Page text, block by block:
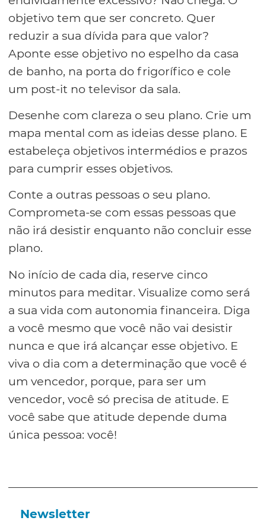
objetivo tem que ser concreto. Quer
reduzir a sua dívida para que valor?
Aponte esse objetivo no espelho da casa
de banho, na porta do frigorífico e cole
um post-it no televisor da sala.
Desenhe com clareza o seu plano. Crie um
mapa mental com as ideias desse plano. E
estabeleça objetivos intermédios e prazos
para cumprir esses objetivos.
Conte a outras pessoas o seu plano.
Comprometa-se com essas pessoas que
não irá desistir enquanto não concluir esse
plano.
No início de cada dia, reserve cinco
minutos para meditar. Visualize como será
a sua vida com autonomia financeira. Diga
a você mesmo que você não vai desistir
nunca e que irá alcançar esse objetivo. E
viva o dia com a determinação que você é
um vencedor, porque, para ser um
vencedor, você só precisa de atitude. E
você sabe que atitude depende duma
única pessoa: você!
Newsletter